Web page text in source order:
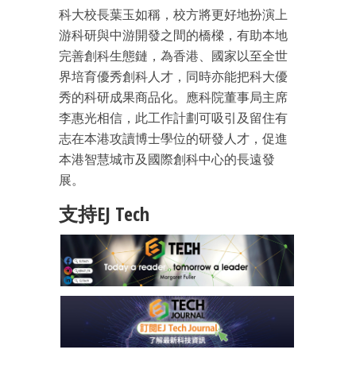
科大校長葉玉如稱，校方將更好地扮演上
游科研與中游開發之間的橋樑，有助本地
完善創科生態鏈，為香港、國家以至全世
界培育優秀創科人才，同時亦能把科大優
秀的科研成果商品化。應科院董事局主席
李惠光相信，此工作計劃可吸引及留住有
志在本港攻讀博士學位的研發人才，促進
本港智慧城市及國際創科中心的長遠發
展。
支持EJ Tech
箱！